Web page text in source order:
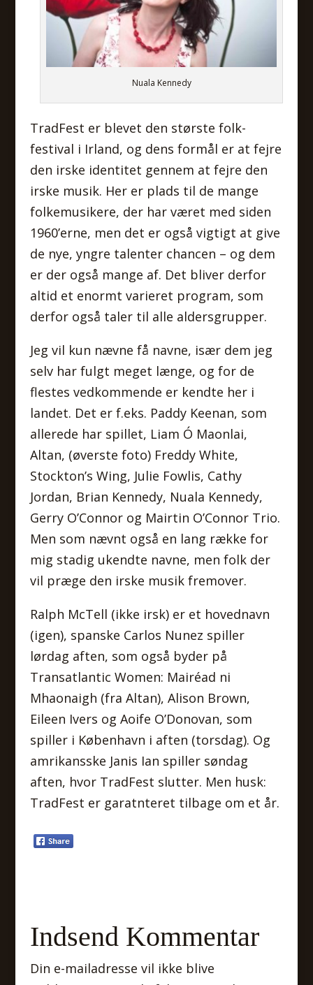
Nuala Kennedy
TradFest er blevet den største folk-
festival i Irland, og dens formål er at fejre
den irske identitet gennem at fejre den
irske musik. Her er plads til de mange
folkemusikere, der har været med siden
1960’erne, men det er også vigtigt at give
de nye, yngre talenter chancen – og dem
er der også mange af. Det bliver derfor
altid et enormt varieret program, som
derfor også taler til alle aldersgrupper.
Jeg vil kun nævne få navne, især dem jeg
selv har fulgt meget længe, og for de
flestes vedkommende er kendte her i
landet. Det er f.eks. Paddy Keenan, som
allerede har spillet, Liam Ó Maonlai,
Altan, (øverste foto) Freddy White,
Stockton’s Wing, Julie Fowlis, Cathy
Jordan, Brian Kennedy, Nuala Kennedy,
Gerry O’Connor og Mairtin O’Connor Trio.
Men som nævnt også en lang række for
mig stadig ukendte navne, men folk der
vil præge den irske musik fremover.
Ralph McTell (ikke irsk) er et hovednavn
(igen), spanske Carlos Nunez spiller
lørdag aften, som også byder på
Transatlantic Women: Mairéad ni
Mhaonaigh (fra Altan), Alison Brown,
Eileen Ivers og Aoife O’Donovan, som
spiller i København i aften (torsdag). Og
amrikansske Janis Ian spiller søndag
aften, hvor TradFest slutter. Men husk:
TradFest er garatnteret tilbage om et år.
Indsend Kommentar
Din e-mailadresse vil ikke blive